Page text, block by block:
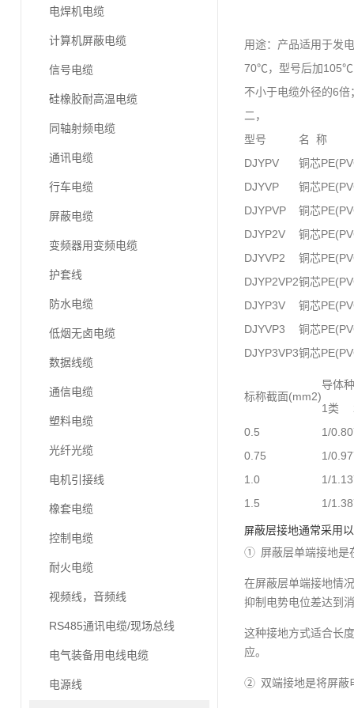
电焊机电缆
计算机屏蔽电缆
信号电缆
硅橡胶耐高温电缆
同轴射频电缆
通讯电缆
行车电缆
屏蔽电缆
变频器用变频电缆
护套线
防水电缆
低烟无卤电缆
数据线缆
通信电缆
塑料电缆
光纤光缆
电机引接线
橡套电缆
控制电缆
耐火电缆
视频线，音频线
RS485通讯电缆/现场总线
电气装备用电线电缆
电源线
用途：产品适用于发
70℃，型号后加105℃
不小于电缆外径的6
二，
型号
名 称
DJYPV
铜芯
DJYVP
铜芯
DJYPVP
铜芯
DJYP2V
铜芯
DJYVP2
铜芯
DJYP2VP2铜芯
DJYP3V
铜芯
DJYVP3
铜芯
DJYP3VP3铜芯
标称截面(mm2)
导体
1类
0.5
1/0.80
0.75
1/0.97
1.0
1/1.13
1.5
1/1.38
屏蔽层接地通常采用
① 屏蔽层单端接地是
在屏蔽层单端接地情
抑制电势电位差达到
这种接地方式适合长
应。
② 双端接地是将屏蔽